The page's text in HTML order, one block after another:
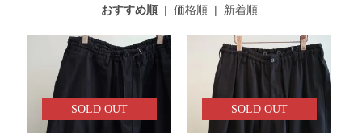
おすすめ順| 価格順| 新着順
SOLD OUT SOLD OUT